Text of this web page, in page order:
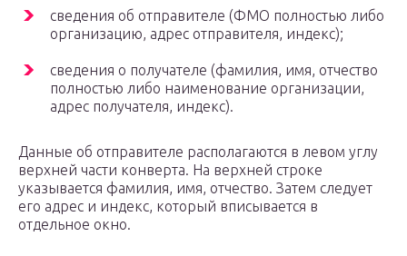
сведения об отправителе (ФМО полностью либо
организацию, адрес отправителя, индекс);
сведения о получателе (фамилия, имя, отчество
полностью либо наименование организации,
адрес получателя, индекс).
Данные об отправителе располагаются в левом углу
верхней части конверта. На верхней строке
указывается фамилия, имя, отчество. Затем следует
его адрес и индекс, который вписывается в
отдельное окно.